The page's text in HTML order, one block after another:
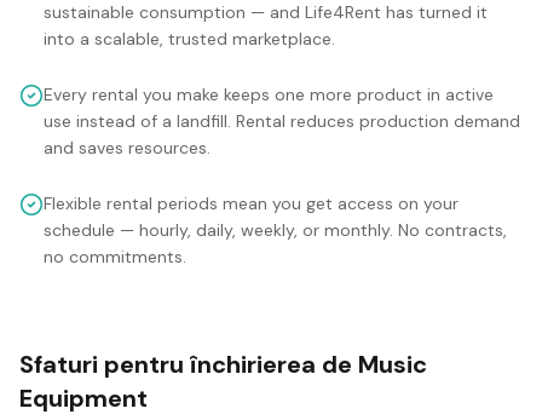
sustainable consumption — and Life4Rent has turned it
into a scalable, trusted marketplace.
Every rental you make keeps one more product in active
use instead of a landfill. Rental reduces production demand
and saves resources.
Flexible rental periods mean you get access on your
schedule — hourly, daily, weekly, or monthly. No contracts,
no commitments.
Sfaturi pentru închirierea de Music
Equipment